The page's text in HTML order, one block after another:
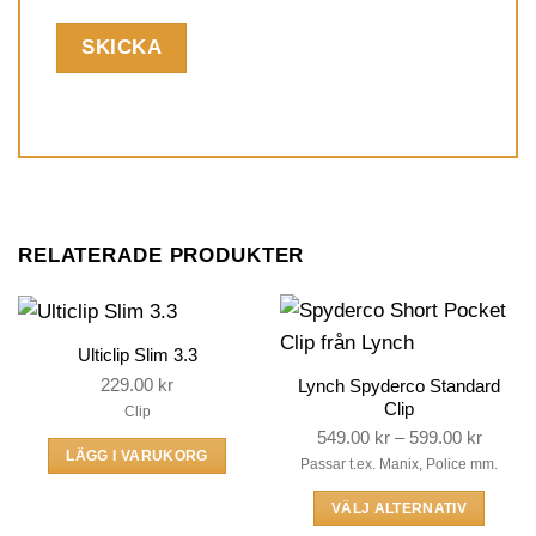
RELATERADE PRODUKTER
Ulticlip Slim 3.3
229.00 kr
Clip
LÄGG I VARUKORG
Lynch Spyderco Standard
Clip
549.00 kr – 599.00 krPrice
range:
Passar t.ex. Manix, Police mm.
VÄLJ ALTERNATIV